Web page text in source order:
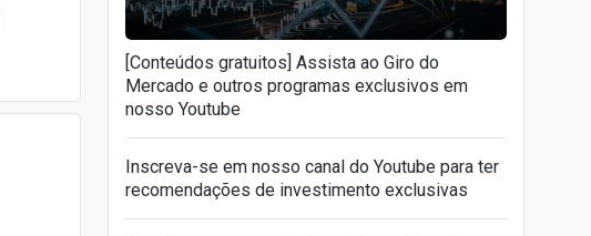
[Conteúdos gratuitos] Assista ao Giro do
Mercado e outros programas exclusivos em
nosso Youtube
Inscreva-se em nosso canal do Youtube para ter
recomendações de investimento exclusivas